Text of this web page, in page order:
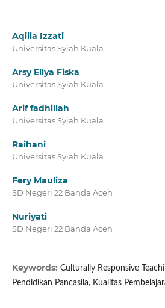
Aqilla Izzati
Universitas Syiah Kuala
Arsy Ellya Fiska
Universitas Syiah Kuala
Arif fadhillah
Universitas Syiah Kuala
Raihani
Universitas Syiah Kuala
Fery Mauliza
SD Negeri 22 Banda Aceh
Nuriyati
SD Negeri 22 Banda Aceh
Keywords: Culturally Responsive
Pendidikan Pancasila, Kualitas